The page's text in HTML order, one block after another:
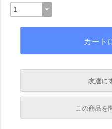
友達に
この商品を